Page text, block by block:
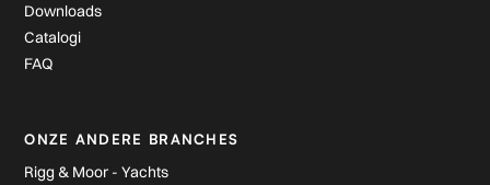
Downloads
Catalogi
FAQ
ONZE ANDERE BRANCHES
Rigg & Moor - Yachts